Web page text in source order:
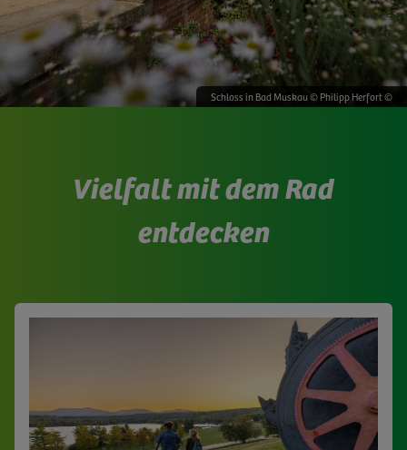
Schloss in Bad Muskau © Philipp Herfort ©
Vielfalt mit dem Rad
entdecken